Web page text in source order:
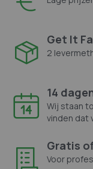
Get It
2
14
Wij staan
vinden dat
Gratis
Voor